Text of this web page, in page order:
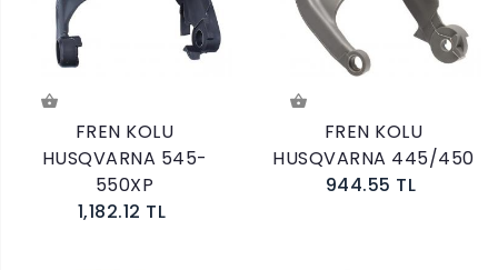
FREN KOLU
HUSQVARNA 545-
550XP
1,182.12 TL
FREN KOLU
HUSQVARNA 445/450
944.55 TL